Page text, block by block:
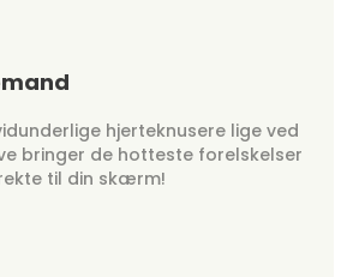
hjerteknusere lige ved
bringer de hotteste forelskelser
til din skærm!